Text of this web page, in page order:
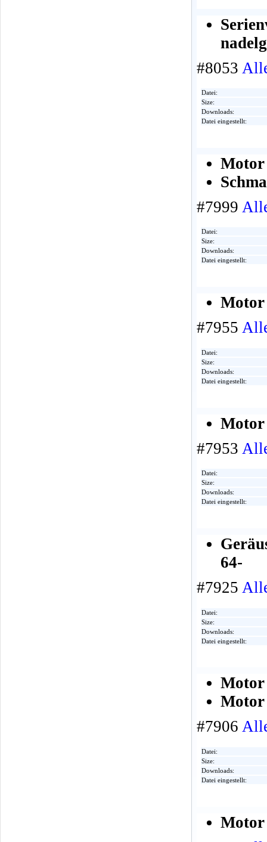
#8053
Datei:
Size:
Downloads:
Datei eingestellt:
Motor
#7999
Datei:
Size:
Downloads:
Datei eingestellt:
Motor
#7955
Datei:
Size:
Downloads:
Datei eingestellt:
Motor
#7953
Datei:
Size:
Downloads:
Datei eingestellt:
64-
#7925
Datei:
Size:
Downloads:
Datei eingestellt:
Motor
Motor
#7906
Datei:
Size:
Downloads:
Datei eingestellt:
Motor